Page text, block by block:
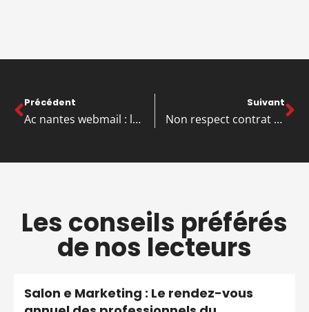
Précédent
Ac nantes webmail : la méthode pour accéder à la messagerie académique
Suivant
Non respect contrat de travail par l’employeur : les recours pour agir ?
Les conseils préférés
de nos lecteurs
Salon e Marketing : Le rendez-vous